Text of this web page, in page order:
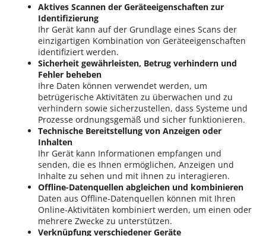
Aktives Scannen der Geräteeigenschaften zur
Identifizierung
Ihr Gerät kann auf der Grundlage eines Scans der
einzigartigen Kombination von Geräteeigenschaften
identifiziert werden.
Sicherheit gewährleisten, Betrug verhindern und
Fehler beheben
Ihre Daten können verwendet werden, um
betrügerische Aktivitäten zu überwachen und zu
verhindern sowie sicherzustellen, dass Systeme und
Prozesse ordnungsgemäß und sicher funktionieren.
Technische Bereitstellung von Anzeigen oder
Inhalten
Ihr Gerät kann Informationen empfangen und
senden, die es Ihnen ermöglichen, Anzeigen und
Inhalte zu sehen und mit ihnen zu interagieren.
Offline-Datenquellen abgleichen und kombinieren
Daten aus Offline-Datenquellen können mit Ihren
Online-Aktivitäten kombiniert werden, um einen oder
mehrere Zwecke zu unterstützen.
Verknüpfung verschiedener Geräte